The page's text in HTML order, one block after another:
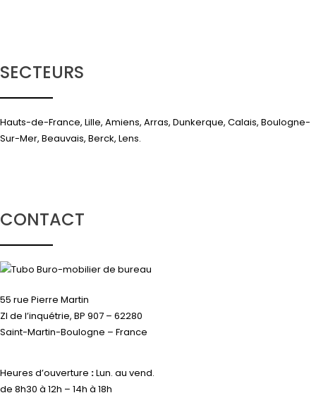
SECTEURS
Hauts-de-France, Lille, Amiens, Arras, Dunkerque, Calais, Boulogne-
Sur-Mer, Beauvais, Berck, Lens.
CONTACT
55 rue Pierre Martin
ZI de l’inquétrie, BP 907 – 62280
Saint-Martin-Boulogne – France
Heures d’ouverture :Lun. au vend.
de 8h30 à 12h – 14h à 18h